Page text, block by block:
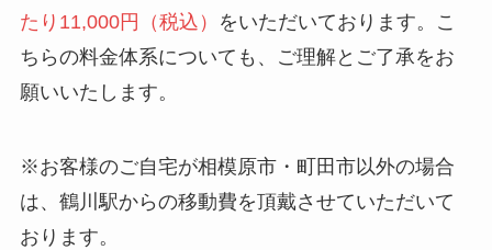
たり11,000円（税込）
をいただいております。こ
ちらの料金体系についても、ご理解とご了承をお
願いいたします。
※お客様のご自宅が相模原市・町田市以外の場合
は、鶴川駅からの移動費を頂戴させていただいて
おります。